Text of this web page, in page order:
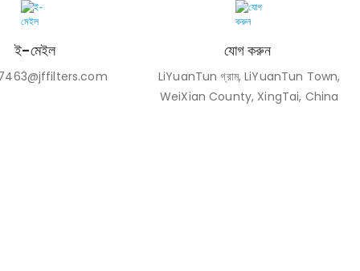
ই-মেইল যোগ করুন
LiYuanTun গ্রাম, LiYuanTun Town,
WeiXian County, XingTai, China